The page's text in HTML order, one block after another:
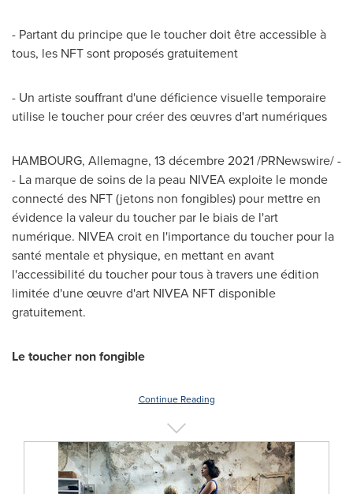
- Partant du principe que le toucher doit être accessible à
tous, les NFT sont proposés gratuitement
- Un artiste souffrant d'une déficience visuelle temporaire
utilise le toucher pour créer des œuvres d'art numériques
HAMBOURG, Allemagne, 13 décembre 2021 /PRNewswire/ -
- La marque de soins de la peau NIVEA exploite le monde
connecté des NFT (jetons non fongibles) pour mettre en
évidence la valeur du toucher par le biais de l'art
numérique. NIVEA croit en l'importance du toucher pour la
santé mentale et physique, en mettant en avant
l'accessibilité du toucher pour tous à travers une édition
limitée d'une œuvre d'art NIVEA NFT disponible
gratuitement.
Le toucher non fongible
Continue Reading